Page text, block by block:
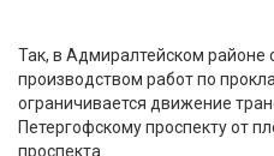
Так, в Адмиралтейском районе
производством работ по
ограничивается движение
Петергофскому проспекту от
проспекта.